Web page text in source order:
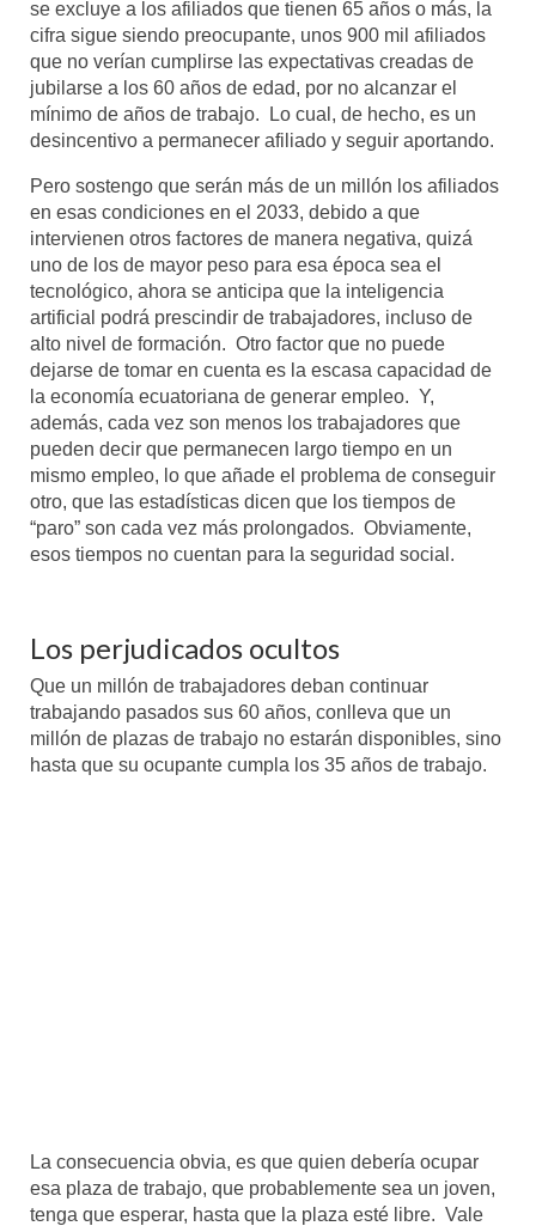
se excluye a los afiliados que tienen 65 años o más, la
cifra sigue siendo preocupante, unos 900 mil afiliados
que no verían cumplirse las expectativas creadas de
jubilarse a los 60 años de edad, por no alcanzar el
mínimo de años de trabajo. Lo cual, de hecho, es un
desincentivo a permanecer afiliado y seguir aportando.
Pero sostengo que serán más de un millón los afiliados
en esas condiciones en el 2033, debido a que
intervienen otros factores de manera negativa, quizá
uno de los de mayor peso para esa época sea el
tecnológico, ahora se anticipa que la inteligencia
artificial podrá prescindir de trabajadores, incluso de
alto nivel de formación. Otro factor que no puede
dejarse de tomar en cuenta es la escasa capacidad de
la economía ecuatoriana de generar empleo. Y,
además, cada vez son menos los trabajadores que
pueden decir que permanecen largo tiempo en un
mismo empleo, lo que añade el problema de conseguir
otro, que las estadísticas dicen que los tiempos de
“paro” son cada vez más prolongados. Obviamente,
esos tiempos no cuentan para la seguridad social.
Los perjudicados ocultos
Que un millón de trabajadores deban continuar
trabajando pasados sus 60 años, conlleva que un
millón de plazas de trabajo no estarán disponibles, sino
hasta que su ocupante cumpla los 35 años de trabajo.
La consecuencia obvia, es que quien debería ocupar
esa plaza de trabajo, que probablemente sea un joven,
tenga que esperar, hasta que la plaza esté libre. Vale